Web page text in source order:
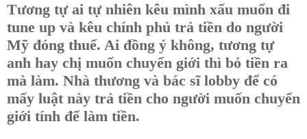
Tương tự ai tự nhiên kêu mình xấu muốn đi
tune up và kêu chính phủ trả tiền do người
Mỹ đóng thuế. Ai đồng ý không, tương tự
anh hay chị muốn chuyển giới thì bỏ tiền ra
mà làm. Nhà thương và bác sĩ lobby để có
mấy luật này trả tiền cho người muốn chuyển
giới tính để làm tiền.